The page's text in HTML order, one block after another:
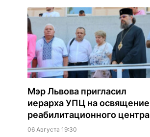
Мэр Львова пригласил
иерарха УПЦ на освящение
реабилитационного центра
06 Августа 19:30